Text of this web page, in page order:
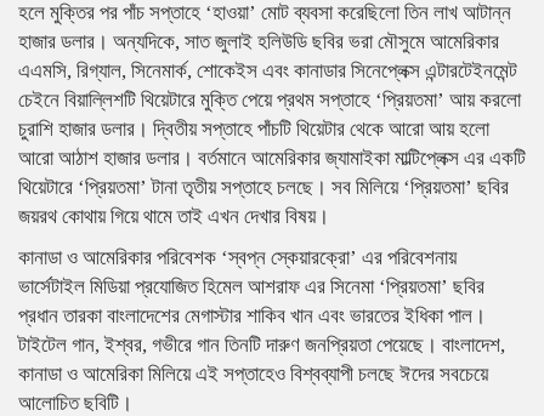
হলে মুক্তির পর পাঁচ সপ্তাহে ‘হাওয়া’ মোট ব্যবসা করেছিলো তিন লাখ আটান্ন
হাজার ডলার। অন্যদিকে, সাত জুলাই হলিউডি ছবির ভরা মৌসুমে আমেরিকার
এএমসি, রিগ্যাল, সিনেমার্ক, শোকেইস এবং কানাডার সিনেপ্লেক্স এন্টারটেইনমেন্ট
চেইনে বিয়াল্লিশটি থিয়েটারে মুক্তি পেয়ে প্রথম সপ্তাহে ‘প্রিয়তমা’ আয় করলো
চুরাশি হাজার ডলার। দ্বিতীয় সপ্তাহে পাঁচটি থিয়েটার থেকে আরো আয় হলো
আরো আঠাশ হাজার ডলার। বর্তমানে আমেরিকার জ্যামাইকা মাল্টিপ্লেক্স এর একটি
থিয়েটারে ‘প্রিয়তমা’ টানা তৃতীয় সপ্তাহে চলছে। সব মিলিয়ে ‘প্রিয়তমা’ ছবির
জয়রথ কোথায় গিয়ে থামে তাই এখন দেখার বিষয়।
কানাডা ও আমেরিকার পরিবেশক ‘স্বপ্ন স্কেয়ারক্রো’ এর পরিবেশনায়
ভার্সেটাইল মিডিয়া প্রযোজিত হিমেল আশরাফ এর সিনেমা ‘প্রিয়তমা’ ছবির
প্রধান তারকা বাংলাদেশের মেগাস্টার শাকিব খান এবং ভারতের ইধিকা পাল।
টাইটেল গান, ইশ্বর, গভীরে গান তিনটি দারুণ জনপ্রিয়তা পেয়েছে। বাংলাদেশ,
কানাডা ও আমেরিকা মিলিয়ে এই সপ্তাহেও বিশ্বব্যাপী চলছে ঈদের সবচেয়ে
আলোচিত ছবিটি।